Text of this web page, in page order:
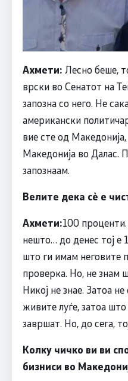
Ахмети: Лесно беше,
врски во Сенатот на
запозна со него. Не
американски
вие сте од
Македонија во Далас.
запознаам.
Велите дека сѐ е
Ахмети:100
нешто… до денес тој е
што ги имам неговите
проверка. Но, не знам
Никој не знае. Затоа
живите луѓе, затоа
завршат. Но, до сега,
Колку чичко ви ви
бизниси во